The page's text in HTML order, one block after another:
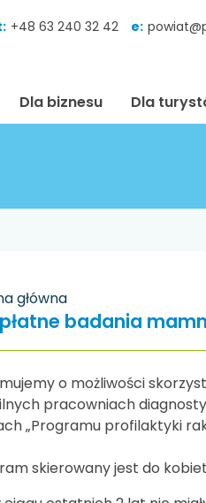
+48 63 240 32 42 e:
Dla biznesu Dla
główna
badania
o możliwości
pracowniach
„Programu profilaktyki
skierowany jest do